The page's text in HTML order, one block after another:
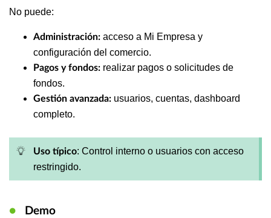
No puede:
Administración: acceso a Mi Empresa y
configuración del comercio.
Pagos y fondos: realizar pagos o solicitudes de
fondos.
Gestión avanzada: usuarios, cuentas, dashboard
completo.
Uso típico: Control interno o usuarios con acceso
restringido.
● Demo